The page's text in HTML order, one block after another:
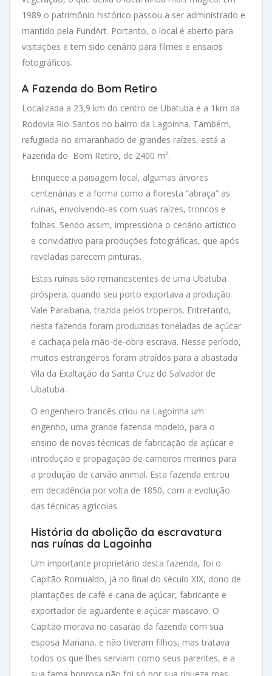
1989 o patrimônio histórico passou a ser administrado e
mantido pela FundArt. Portanto, o local é aberto para
visitações e tem sido cenário para filmes e ensaios
fotográficos.
A Fazenda do Bom Retiro
Localizada a 23,9 km do centro de Ubatuba e a 1km da
Rodovia Rio-Santos no bairro da Lagoinha. Também,
refugiada no emaranhado de grandes raízes, está a
Fazenda do Bom Retiro, de 2400 m².
Enriquece a paisagem local, algumas árvores
centenárias e a forma como a floresta “abraça” as
ruínas, envolvendo-as com suas raízes, troncos e
folhas. Sendo assim, impressiona o cenário artístico
e convidativo para produções fotográficas, que após
reveladas parecem pinturas.
Estas ruínas são remanescentes de uma Ubatuba
próspera, quando seu porto exportava a produção
Vale Paraibana, trazida pelos tropeiros. Entretanto,
nesta fazenda foram produzidas toneladas de açúcar
e cachaça pela mão-de-obra escrava. Nesse período,
muitos estrangeiros foram atraídos para a abastada
Vila da Exaltação da Santa Cruz do Salvador de
Ubatuba.
O engenheiro francês criou na Lagoinha um
engenho, uma grande fazenda modelo, para o
ensino de novas técnicas de fabricação de açúcar e
introdução e propagação de carneiros merinos para
a produção de carvão animal. Esta fazenda entrou
em decadência por volta de 1850, com a evolução
das técnicas agrícolas.
História da abolição da escravatura
nas ruínas da Lagoinha
Um importante proprietário desta fazenda, foi o
Capitão Romualdo, já no final do século XIX, dono de
plantações de café e cana de açúcar, fabricante e
exportador de aguardente e açúcar mascavo. O
Capitão morava no casarão da fazenda com sua
esposa Mariana, e não tiveram filhos, mas tratava
todos os que lhes serviam como seus parentes, e a